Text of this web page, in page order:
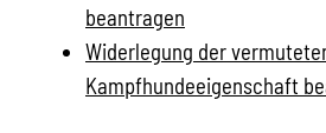
beantragen
Widerlegung der
Kampfhundeeigenschaft